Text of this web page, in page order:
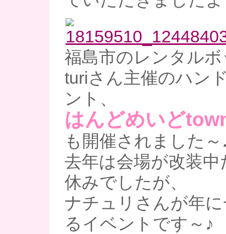
福島市のレンタル
turiさん主催のハン
ント、
はんどめいど
も開催されました～
去年は会場が改装
休みでしたが、
ナチュリさんが年
るイベントです～♪